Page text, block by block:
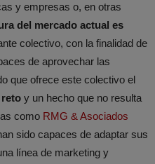
y empresas o, en otras
del mercado actual es
colectivo, con la finalidad de
de aprovechar las
que ofrece este colectivo el
y un hecho que no resulta
como RMG & Asociados
sido capaces de adaptar sus
línea de marketing y